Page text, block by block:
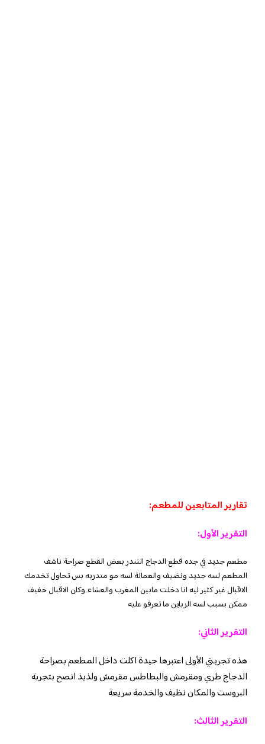
تقارير المتابعين للمطعم:
التقرير الأول:
مطعم جديد في جده قطع الدجاج التندر بعض القطع صراحة ناشف
المطعم لسه جديد ونضيف والعمالة لسه مو متدربه بس تحاول تخدمك
الاقبال غير كثير ليه انا دخلت مابين المغرب والعشاء وكان الاقبال خفيف
ممكن بسبب لسه الزباين ما تعرفو عليه
التقرير الثاني:
هذه تجربتي الأولى اعتبرها جيدة اكلت داخل المطعم بصراحة
الدجاج طري ومقرمش والبطاطس مقرمش ولذيذ انصح بتجربة
البروست والمكان نظيف والخدمة سريعة
التقرير الثالث: